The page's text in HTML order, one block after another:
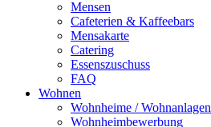
Mensen
Cafeterien & Kaffeebars
Mensakarte
Catering
Essenszuschuss
FAQ
Wohnen
Wohnheime / Wohnanlagen
Wohnheimbewerbung